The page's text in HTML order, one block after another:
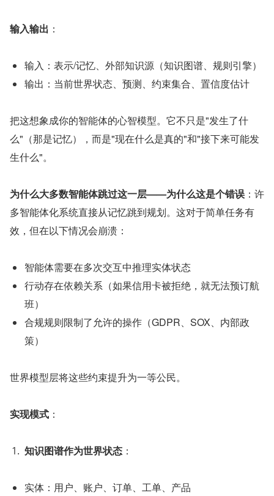
输入输出 ：
输入：表示/记忆、外部知识源（知识图谱、规则引擎）
输出：当前世界状态、预测、约束集合、置信度估计
把这想象成你的智能体的心智模型。它不只是"发生了什
么"（那是记忆），而是"现在什么是真的"和"接下来可能发
生什么"。
为什么大多数智能体跳过这一层——为什么这是个错误 ：许
多智能体化系统直接从记忆跳到规划。这对于简单任务有
效，但在以下情况会崩溃：
智能体需要在多次交互中推理实体状态
行动存在依赖关系（如果信用卡被拒绝，就无法预订航
班）
合规规则限制了允许的操作（GDPR、SOX、内部政
策）
世界模型层将这些约束提升为一等公民。
实现模式 ：
知识图谱作为世界状态 ：
实体：用户、账户、订单、工单、产品